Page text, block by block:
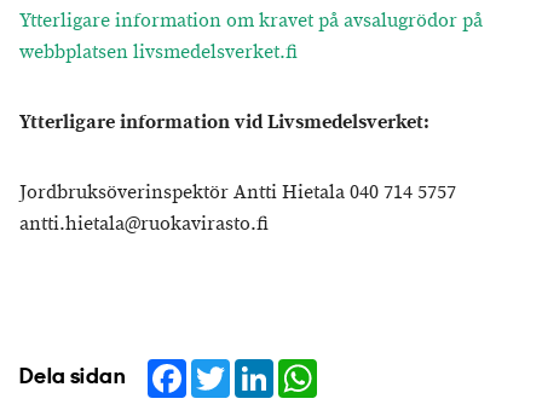
Ytterligare information om kravet på avsalugrödor på
webbplatsen livsmedelsverket.fi
Ytterligare information vid Livsmedelsverket:
Jordbruksöverinspektör Antti Hietala 040 714 5757
antti.hietala@ruokavirasto.fi
Dela sidan Facebook
TwitterLinkedIn